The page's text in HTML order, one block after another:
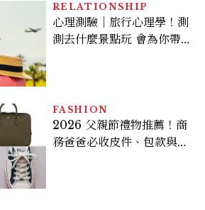
RELATIONSHIP
心理測驗｜旅行心理學！測
測去什麼景點玩 會為你帶來
FASHION
2026 父親節禮物推薦！商
務爸爸必收皮件、包款與鞋